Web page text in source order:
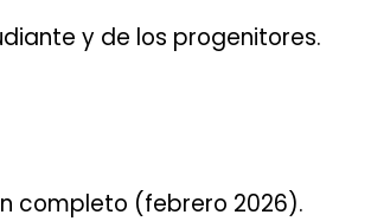
y de los progenitores.
completo (febrero 2026).